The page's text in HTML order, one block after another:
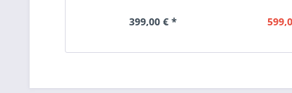
399,00 € *